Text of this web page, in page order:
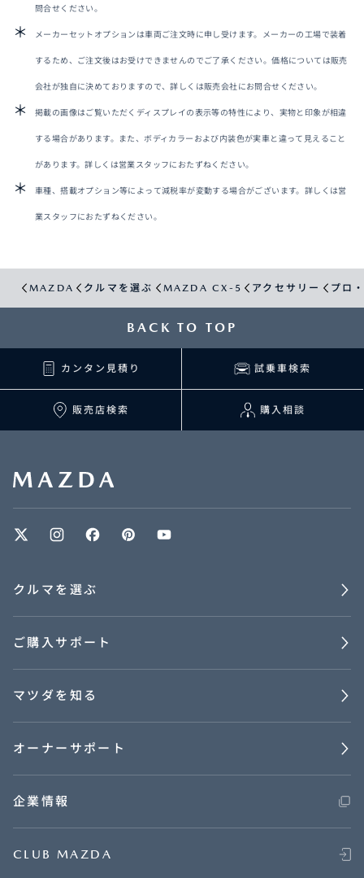
問合せください。
メーカーセットオプションは車両ご注文時に申し受けます。メーカーの工場で装着
するため、ご注文後はお受けできませんのでご了承ください。価格については販売
会社が独自に決めておりますので、詳しくは販売会社にお問合せください。
掲載の画像はご覧いただくディスプレイの表示等の特性により、実物と印象が相違
する場合があります。また、ボディカラーおよび内装色が実車と違って見えること
があります。詳しくは営業スタッフにおたずねください。
車種、搭載オプション等によって減税率が変動する場合がございます。詳しくは営
業スタッフにおたずねください。
MAZDA クルマを選ぶ MAZDA CX-5 アクセサリー プロ
BACK TO TOP
カンタン見積り 試乗車検索
販売店検索 購入相談
クルマを選ぶ
ご購入サポート
マツダを知る
オーナーサポート
企業情報
CLUB MAZDA